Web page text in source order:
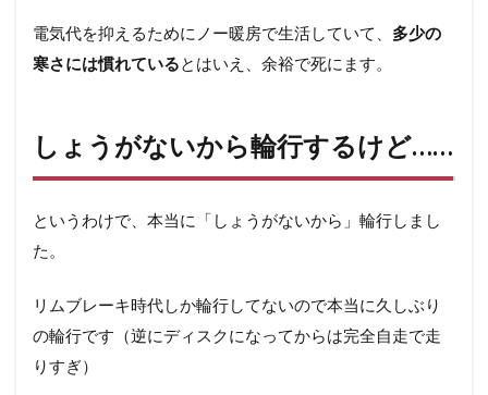
行の
必需
品&ド
アイ
テム
たち
0.3.1
ドな
ど：
TIOGA
電気代を抑えるためにノー暖房で生活していて、 多少の
寒さには慣れているとはいえ、余裕で死にます。
しょうがないから輪行するけど……
というわけで、本当に「しょうがないから」輪行しまし
た。
リムブレーキ時代しか輪行してないので本当に久しぶり
の輪行です（逆にディスクになってからは完全自走で走
りすぎ）